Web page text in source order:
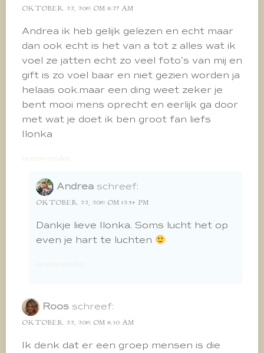
OKTOBER 22, 2019 OM 11:27 AM
Andrea ik heb gelijk gelezen en echt maar
dan ook echt is het van a tot z alles wat ik
voel ze jatten echt zo veel foto’s van mij en
gift is zo voel baar en niet gezien worden ja
helaas ook.maar een ding weet zeker je
bent mooi mens oprecht en eerlijk ga door
met wat je doet ik ben groot fan liefs
Ilonka
beantwoorden
Andrea schreef:
OKTOBER 22, 2019 OM 12:54 PM
Dankje lieve Ilonka. Soms lucht het op
even je hart te luchten
beantwoorden
Roos schreef:
OKTOBER 22, 2019 OM 11:30 AM
Ik denk dat er een groep mensen is die